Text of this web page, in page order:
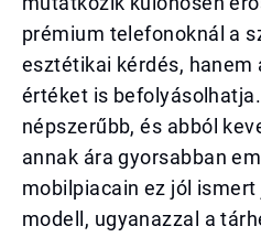
prémium telefonoknál a
esztétikai kérdés, hanem
értéket is
népszerűbb, és abból
annak ára gyorsabban
mobilpiacain ez jól
modell, ugyanazzal a